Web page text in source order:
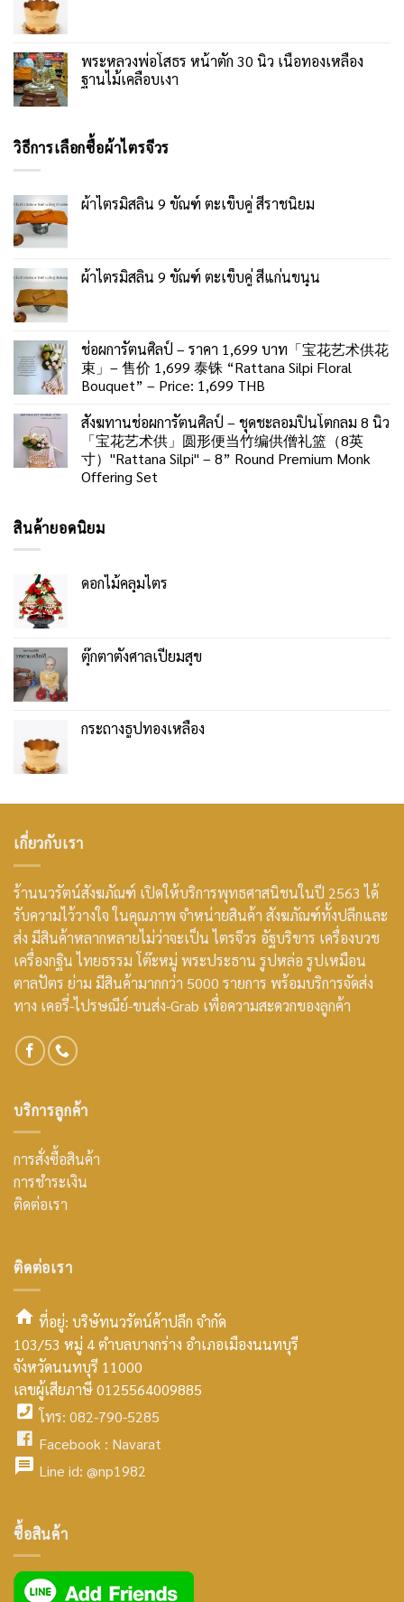
พระหลวงพ่อโสธร หน้าตัก 30 นิ้ว เนื้อทองเหลือง
ฐานไม้เคลือบเงา
วิธีการเลือกซื้อผ้าไตรจีวร
ผ้าไตรมิสลิน 9 ขัณฑ์ ตะเข็บคู่ สีราชนิยม
ผ้าไตรมิสลิน 9 ขัณฑ์ ตะเข็บคู่ สีแก่นขนุน
ช่อผการัตนศิลป์ – ราคา 1,699 บาท「宝花艺术供花
束」– 售价 1,699 泰铢 “Rattana Silpi Floral
Bouquet” – Price: 1,699 THB
สังฆทานช่อผการัตนศิลป์ – ชุดชะลอมปิ่นโตกลม 8 นิ้ว
「宝花艺术供」圆形便当竹编供僧礼篮（8英
寸）"Rattana Silpi" – 8” Round Premium Monk
Offering Set
สินค้ายอดนิยม
ดอกไม้คลุมไตร
ตุ๊กตาตั้งศาลเปี่ยมสุข
กระถางธูปทองเหลือง
เกี่ยวกับเรา
ร้านนวรัตน์สังฆภัณฑ์ เปิดให้บริการพุทธศาสนิชนในปี 2563 ได้
รับความไว้วางใจ ในคุณภาพ จำหน่ายสินค้า สังฆภัณฑ์ทั้งปลีกและ
ส่ง มีสินค้าหลากหลายไม่ว่าจะเป็น ไตรจีวร อัฐบริขาร เครื่องบวช
เครื่องกฐิน ไทยธรรม โต๊ะหมู่ พระประธาน รูปหล่อ รูปเหมือน
ตาลปัตร ย่าม มีสินค้ามากกว่า 5000 รายการ พร้อมบริการจัดส่ง
ทาง เคอรี่-ไปรษณีย์-ขนส่ง-Grab เพื่อความสะดวกของลูกค้า
บริการลูกค้า
การสั่งซื้อสินค้า
การชำระเงิน
ติดต่อเรา
ติดต่อเรา
smt2
home
icon
ที่อยู่: บริษัทนวรัตน์ค้าปลีก จำกัด
103/53 หมู่ 4 ตำบลบางกร่าง อำเภอเมืองนนทบุรี
จังหวัดนนทบุรี 11000
เลขผู้เสียภาษี 0125564009885
facebook
icon
โทร: 082-790-5285
facebook
Facebook : Navarat
icon
Line id: @np1982
ซื้อสินค้า